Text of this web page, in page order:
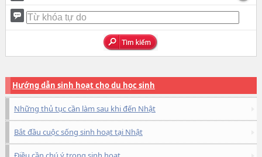
Hướng dẫn sinh hoạt cho du học sinh
Những thủ tục cần làm sau khi đến Nhật
Bắt đầu cuộc sống sinh hoạt tại Nhật